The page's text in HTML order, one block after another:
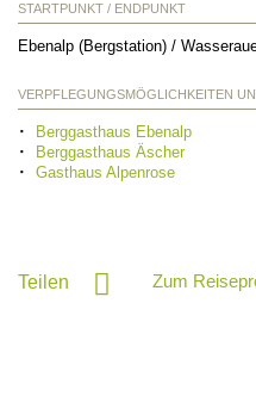
STARTPUNKT / ENDPUNKT
Ebenalp (Bergstation) /
VERPFLEGUNGSMÖGLICHKEITEN
Berggasthaus Ebenalp
Berggasthaus Äscher
Gasthaus Alpenrose
Teilen Zum